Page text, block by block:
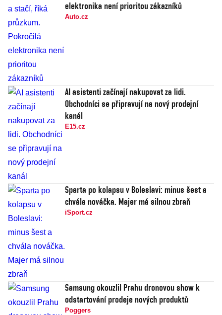
elektronika není prioritou zákazníků
Auto.cz
AI asistenti začínají nakupovat za lidi.
Obchodníci se připravují na nový prodejní
kanál
E15.cz
Sparta po kolapsu v Boleslavi: minus šest a
chvála nováčka. Majer má silnou zbraň
iSport.cz
Samsung okouzlil Prahu dronovou show k
odstartování prodeje nových produktů
Poggers